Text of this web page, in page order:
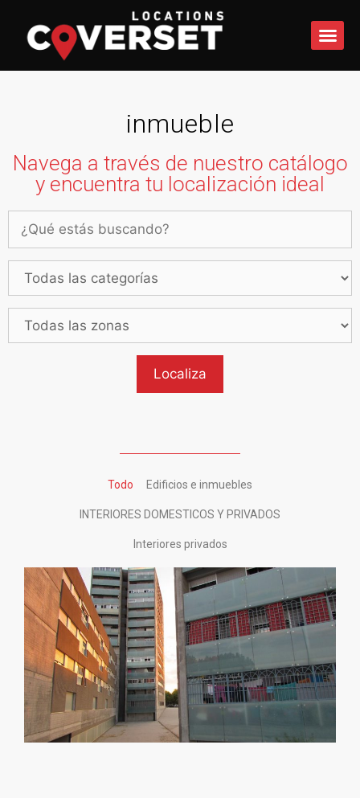
inmueble
Navega a través de nuestro catálogo
y encuentra tu localización ideal
Todo Edificios e inmuebles
INTERIORES DOMESTICOS Y PRIVADOS
Interiores privados